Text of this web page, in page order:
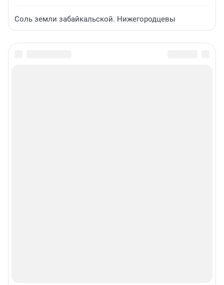
Соль земли забайкальской. Нижегородцевы